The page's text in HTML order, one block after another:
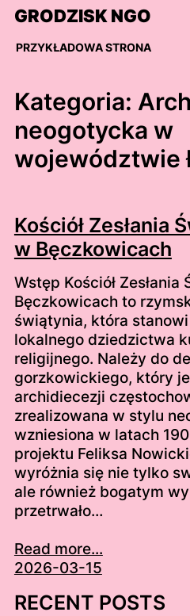
Skip
content
GRODZISK NGO
PRZYKŁADOWA STRONA
Kategoria:
neogotycka w
województwie
Kościół Zesłania
w Bęczkowicach
Wstęp Kościół
Bęczkowicach to
świątynia, która
lokalnego dziedzictwa
religijnego. Należy do
gorzkowickiego, który
archidiecezji
zrealizowana w stylu
wzniesiona w latach
projektu Feliksa
wyróżnia się nie tylko
ale również bogatym
przetrwało…
Read more...
2026-03-15
RECENT POSTS